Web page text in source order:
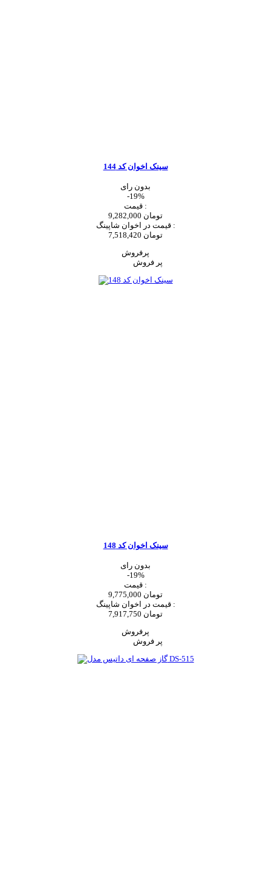
سینک اخوان کد 144
بدون رای
-19%
قیمت :
9,282,000 تومان
قیمت در اخوان شاپینگ :
7,518,420 تومان
پرفروش
سینک اخوان کد 148
بدون رای
-19%
قیمت :
9,775,000 تومان
قیمت در اخوان شاپینگ :
7,917,750 تومان
پرفروش